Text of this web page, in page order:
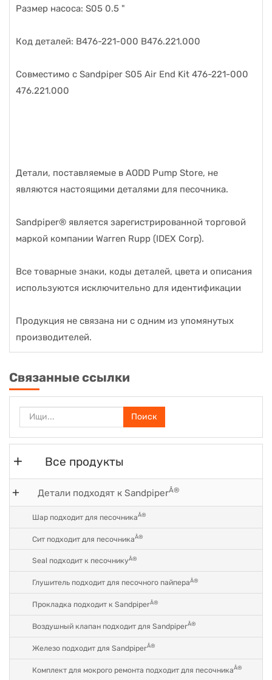
Размер насоса: S05 0.5 "
Код деталей: B476-221-000 B476.221.000
Совместимо с Sandpiper S05 Air End Kit 476-221-000
476.221.000
Детали, поставляемые в AODD Pump Store, не
являются настоящими деталями для песочника.
Sandpiper® является зарегистрированной торговой
маркой компании Warren Rupp (IDEX Corp).
Все товарные знаки, коды деталей, цвета и описания
используются исключительно для идентификации
Продукция не связана ни с одним из упомянутых
производителей.
Связанные ссылки
Поиск
Все продукты
Детали подходят к SandpiperÂ®
Шар подходит для песочникаÂ®
Сит подходит для песочникаÂ®
Seal подходит к песочникуÂ®
Глушитель подходит для песочного пайпераÂ®
Прокладка подходит к SandpiperÂ®
Воздушный клапан подходит для SandpiperÂ®
Железо подходит для SandpiperÂ®
Комплект для мокрого ремонта подходит для песочникаÂ®